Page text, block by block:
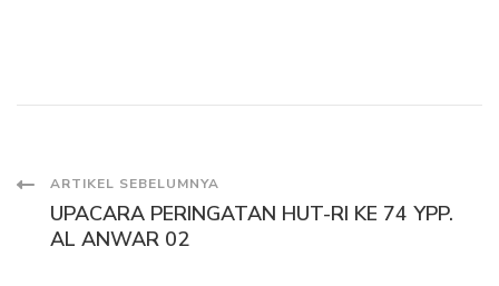
Navigasi
Artikel
ARTIKEL SEBELUMNYA
UPACARA PERINGATAN HUT-RI KE 74 YPP.
AL ANWAR 02